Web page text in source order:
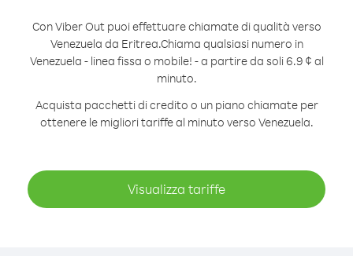
Con Viber Out puoi effettuare chiamate di qualità verso
Venezuela da Eritrea.Chiama qualsiasi numero in
Venezuela - linea fissa o mobile! - a partire da soli 6.9 ¢ al
minuto.
Acquista pacchetti di credito o un piano chiamate per
ottenere le migliori tariffe al minuto verso Venezuela.
Visualizza tariffe